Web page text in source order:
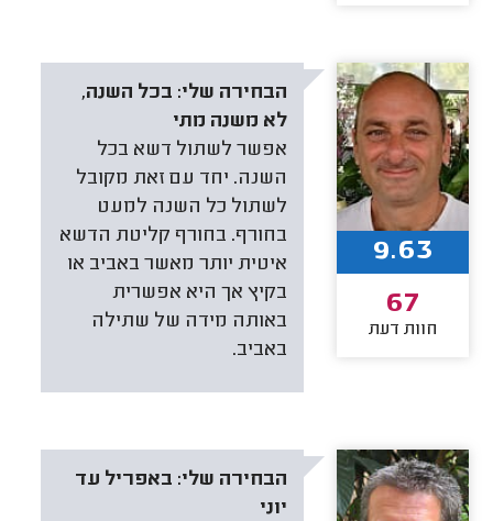
הבחירה שלי: בכל השנה,
לא משנה מתי
אפשר לשתול דשא בכל
השנה. יחד עם זאת מקובל
לשתול כל השנה למעט
בחורף. בחורף קליטת הדשא
איטית יותר מאשר באביב או
בקיץ אך היא אפשרית
באותה מידה של שתילה
באביב.
9.63
67
חוות דעת
הבחירה שלי: באפריל עד
יוני